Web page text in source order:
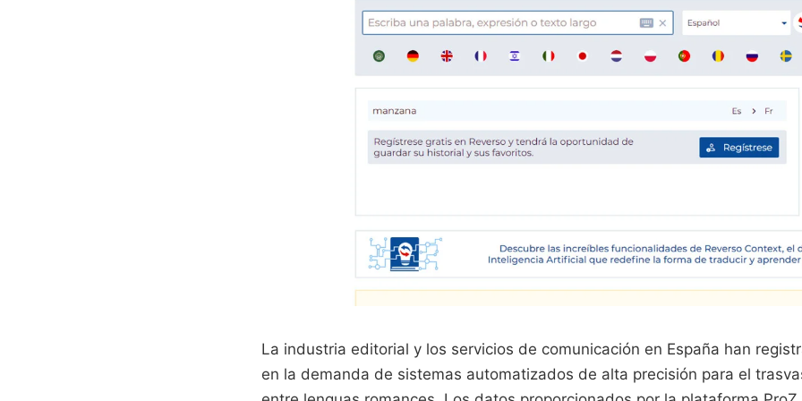
La industria editorial y los servicios de comunicación en España han
en la demanda de sistemas automatizados de alta precisión para el